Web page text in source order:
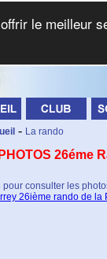
- La rando
PHOTOS 26éme
pour consulter les
26ième rando de la
le meilleur